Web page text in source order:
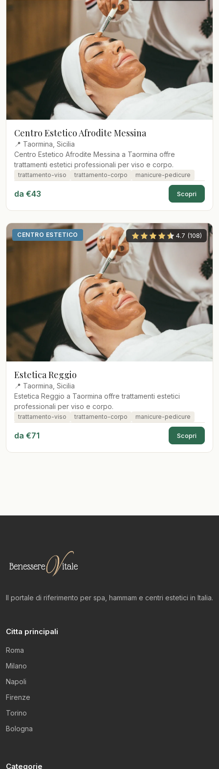
Centro Estetico Afrodite Messina
📍 Taormina, Sicilia
Centro Estetico Afrodite Messina a Taormina offre
trattamenti estetici professionali per viso e corpo.
trattamento-viso trattamento-corpo manicure-pedicure
da €43 Scopri
CENTRO ESTETICO 4.7 (108)
Estetica Reggio
📍 Taormina, Sicilia
Estetica Reggio a Taormina offre trattamenti estetici
professionali per viso e corpo.
trattamento-viso trattamento-corpo manicure-pedicure
da €71 Scopri
Il portale di riferimento per spa, hammam e centri estetici in Italia.
Citta principali
Roma
Milano
Napoli
Firenze
Torino
Bologna
Categorie